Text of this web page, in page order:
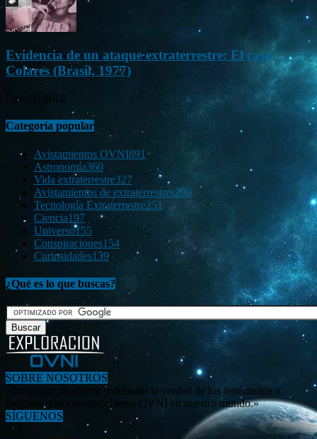
Evidencia de un ataque extraterrestre: El caso
Colares (Brasil, 1977)
Ene 21, 2012
Categoría popular
Avistamientos OVNI891
Astronomía360
Vida extraterrestre327
Avistamientos de extraterrestres290
Tecnología Extraterrestre251
Ciencia197
Universo155
Conspiraciones154
Curiosidades139
¿Qué es lo que buscas?
SOBRE NOSOTROS
«Investigar, descubrir y difundir la verdad de los fenómenos y
enigmas relacionados al tema OVNI en nuestro mundo.»
SÍGUENOS